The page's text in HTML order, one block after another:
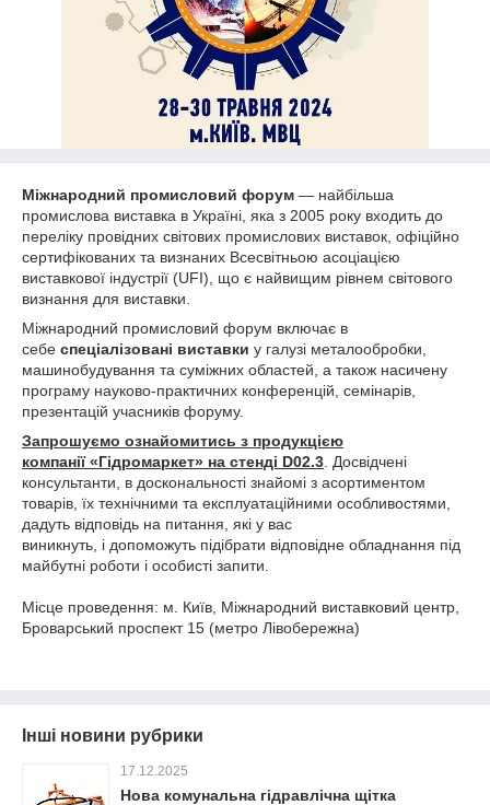
Міжнародний промисловий форум — найбільша
промислова виставка в Україні, яка з 2005 року входить до
переліку провідних світових промислових виставок, офіційно
сертифікованих та визнаних Всесвітньою асоціацією
виставкової індустрії (UFI), що є найвищим рівнем світового
визнання для виставки.
Міжнародний промисловий форум включає в
себе спеціалізовані виставки у галузі металообробки,
машинобудування та суміжних областей, а також насичену
програму науково‑практичних конференцій, семінарів,
презентацій учасників форуму.
Запрошуємо ознайомитись з продукцією
компанії «Гідромаркет» на стенді D02.3 . Досвідчені
консультанти, в доскональності знайомі з асортиментом
товарів, їх технічними та експлуатаційними особливостями,
дадуть відповідь на питання, які у вас
виникнуть, і допоможуть підібрати відповідне обладнання під
майбутні роботи і особисті запити.
Місце проведення: м. Київ, Міжнародний виставковий центр,
Броварський проспект 15 (метро Лівобережна)
Інші новини рубрики
17.12.2025
Нова комунальна гідравлічна щітка